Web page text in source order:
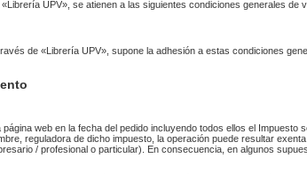
UPV», se atienen a las siguientes condiciones generales de
de «Librería UPV», supone la adhesión a estas condiciones
web en la fecha del pedido incluyendo todos ellos el Impuesto
reguladora de dicho impuesto, la operación puede resultar
/ profesional o particular). En consecuencia, en algunos